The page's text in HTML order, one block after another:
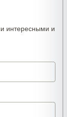
интересными и